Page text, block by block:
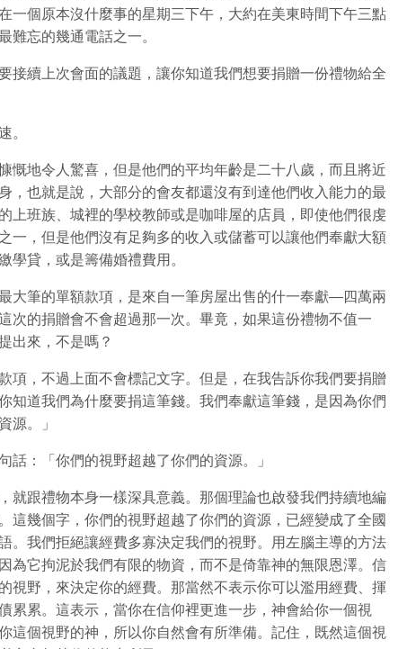
一個原本沒什麼事的星期三下午，大約在美東時間下午三點
難忘的幾通電話之一。
接續上次會面的議題，讓你知道我們想要捐贈一份禮物給全
。
慨地令人驚喜，但是他們的平均年齡是二十八歲，而且將近
，也就是說，大部分的會友都還沒有到達他們收入能力的最
上班族、城裡的學校教師或是咖啡屋的店員，即使他們很虔
一，但是他們沒有足夠多的收入或儲蓄可以讓他們奉獻大額
學貸，或是籌備婚禮費用。
大筆的單額款項，是來自一筆房屋出售的什一奉獻—四萬兩
次的捐贈會不會超過那一次。畢竟，如果這份禮物不值一
出來，不是嗎？
項，不過上面不會標記文字。但是，在我告訴你我們要捐贈
知道我們為什麼要捐這筆錢。我們奉獻這筆錢，是因為你們
源。」
話：「你們的視野超越了你們的資源。」
就跟禮物本身一樣深具意義。那個理論也啟發我們持續地編
這幾個字，你們的視野超越了你們的資源，已經變成了全國
。我們拒絕讓經費多寡決定我們的視野。用左腦主導的方法
為它拘泥於我們有限的物資，而不是倚靠神的無限恩澤。信
視野，來決定你的經費。那當然不表示你可以濫用經費、揮
累累。這表示，當你在信仰裡更進一步，神會給你一個視
這個視野的神，所以你自然會有所準備。記住，既然這個視